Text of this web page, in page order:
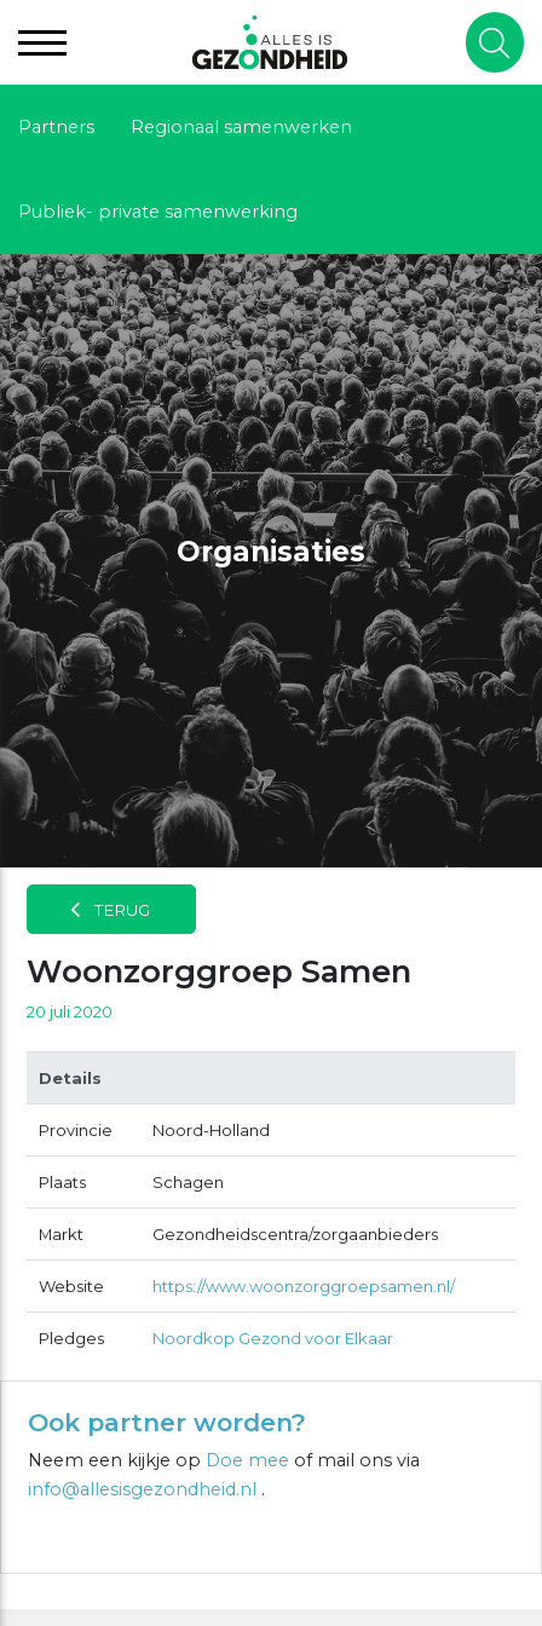
Partners Regionaal samenwerken
Publiek- private samenwerking
Organisaties
TERUG
Woonzorggroep Samen
20 juli 2020
Details
Provincie Noord-Holland
Plaats Schagen
Markt Gezondheidscentra/zorgaanbieders
Website https://www.woonzorggroepsamen.nl/
Pledges Noordkop Gezond voor Elkaar
Ook partner worden?
Neem een kijkje op Doe mee of mail ons via
info@allesisgezondheid.nl .